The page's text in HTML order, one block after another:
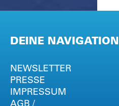
DEINE NAVIGATION
NEWSLETTER
PRESSE
IMPRESSUM